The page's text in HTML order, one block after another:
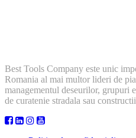
Best Tools Company este unic
Romania al mai multor lideri de
managementul deseurilor, grupuri
de curatenie stradala sau